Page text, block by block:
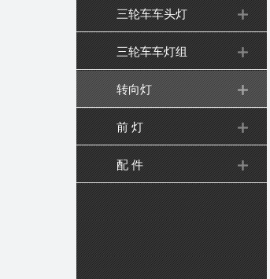
三轮车车头灯
三轮车车灯组
转向灯
前 灯
配 件